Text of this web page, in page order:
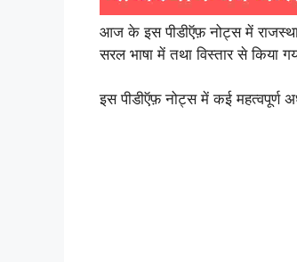
आज के इस पीडीऍफ़ नोट्स में
सरल भाषा में तथा विस्तार से किया
इस पीडीऍफ़ नोट्स में कई महत्वपूर्ण